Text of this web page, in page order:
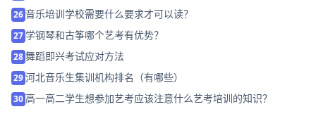
「预约试听」
26音乐培训学校需要什么要求才可以读？
27学钢琴和古筝哪个艺考有优势？
28舞蹈即兴考试应对方法
29河北音乐生集训机构排名（有哪些）
30高一高二学生想参加艺考应该注意什么艺考培训的知识？